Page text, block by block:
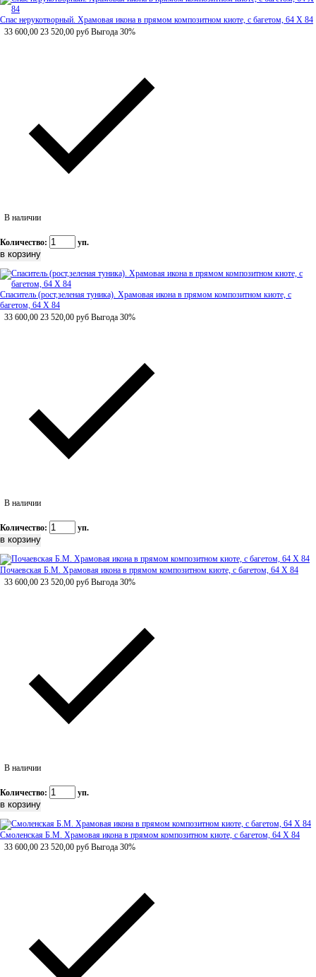
Спас нерукотворный. Храмовая икона в прямом композитном киоте, с багетом, 64 Х 84
33 600,00 23 520,00 руб Выгода 30%
В наличии
Количество: уп.
Спаситель (рост,зеленая туника). Храмовая икона в прямом композитном киоте, с
багетом, 64 Х 84
33 600,00 23 520,00 руб Выгода 30%
В наличии
Количество: уп.
Почаевская Б.М. Храмовая икона в прямом композитном киоте, с багетом, 64 Х 84
33 600,00 23 520,00 руб Выгода 30%
В наличии
Количество: уп.
Смоленская Б.М. Храмовая икона в прямом композитном киоте, с багетом, 64 Х 84
33 600,00 23 520,00 руб Выгода 30%